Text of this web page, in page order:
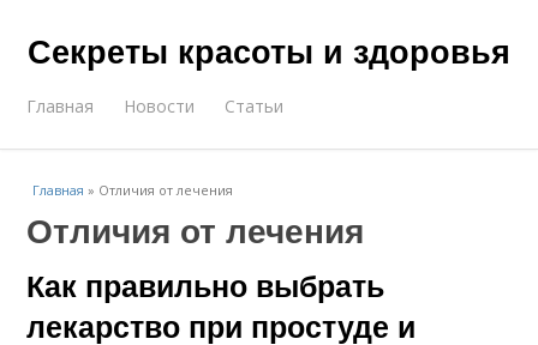
Секреты красоты и здоровья
Главная Новости Статьи
Главная » Отличия от лечения
Отличия от лечения
Как правильно выбрать
лекарство при простуде и